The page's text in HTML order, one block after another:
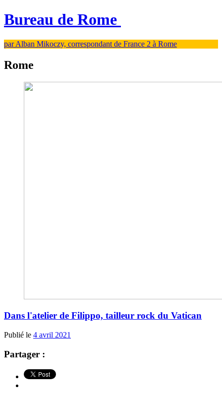
Bureau de Rome
par Alban Mikoczy, correspondant de France 2 à Rome
Rome
Dans l'atelier de Filippo, tailleur rock du Vatican
Publié le 4 avril 2021
Partager :